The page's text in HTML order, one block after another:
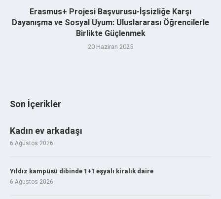
Erasmus+ Projesi Başvurusu-İşsizliğe Karşı
Dayanışma ve Sosyal Uyum: Uluslararası Öğrencilerle
Birlikte Güçlenmek
20 Haziran 2025
Son İçerikler
Kadın ev arkadaşı
6 Ağustos 2026
Yıldız kampüsü dibinde 1+1 eşyalı kiralık daire
6 Ağustos 2026